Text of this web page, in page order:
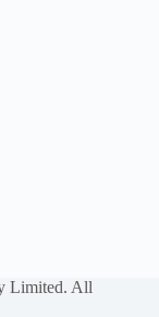
Limited. All